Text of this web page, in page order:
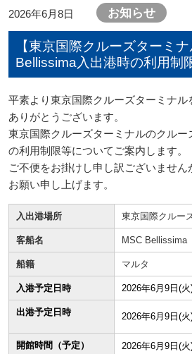
2026年6月8日 お知らせ
【東京国際クルーズターミ
Bellissima入出港時の利用制
平素より東京国際クルーズターミナル
ありがとうございます。
東京国際クルーズターミナルのクルー
の利用制限等についてご案内します。
ご不便をお掛けし申し訳ございません
お願い申し上げます。
入出港場所 東京国際クルー
客船名 MSC Bellissima
船籍 マルタ
入港予定日時 2026年6月9日(
出港予定日時 2026年6月9日(
開館時間（予定） 2026年6月9日(